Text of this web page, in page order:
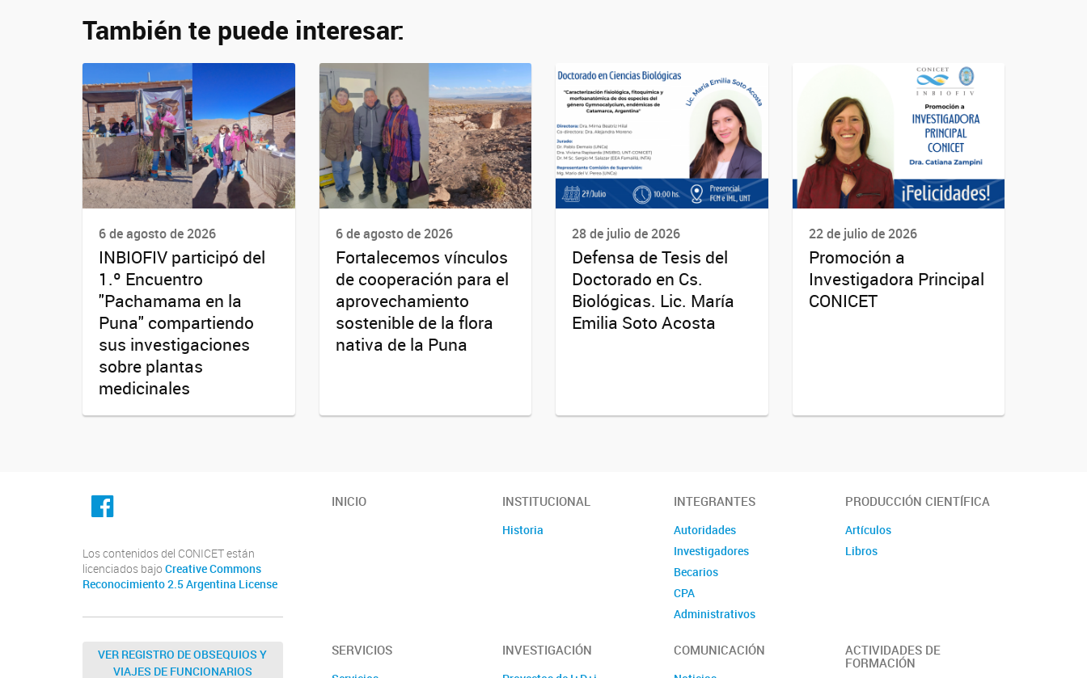
También te puede interesar:
6 de agosto de 2026
INBIOFIV participó del
1.º Encuentro
"Pachamama en la
Puna" compartiendo
sus investigaciones
sobre plantas
medicinales
6 de agosto de 2026
Fortalecemos vínculos
de cooperación para el
aprovechamiento
sostenible de la flora
nativa de la Puna
28 de julio de 2026
Defensa de Tesis del
Doctorado en Cs.
Biológicas. Lic. María
Emilia Soto Acosta
22 de julio de 2026
Promoción a
Investigadora Principal
CONICET
facebook
Los contenidos del CONICET están
licenciados bajo Creative Commons
Reconocimiento 2.5 Argentina License
VER REGISTRO DE OBSEQUIOS Y
VIAJES DE FUNCIONARIOS
INICIO INSTITUCIONAL
Historia
INTEGRANTES
Autoridades
Investigadores
Becarios
CPA
Administrativos
PRODUCCIÓN CIENTÍFICA
Artículos
Libros
SERVICIOS INVESTIGACIÓN COMUNICACIÓN
ACTIVIDADES DE
FORMACIÓN